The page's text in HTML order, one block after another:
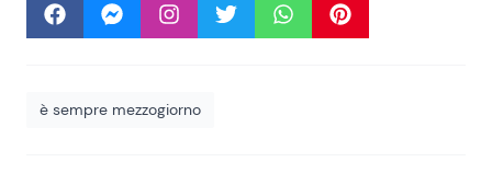
è sempre mezzogiorno